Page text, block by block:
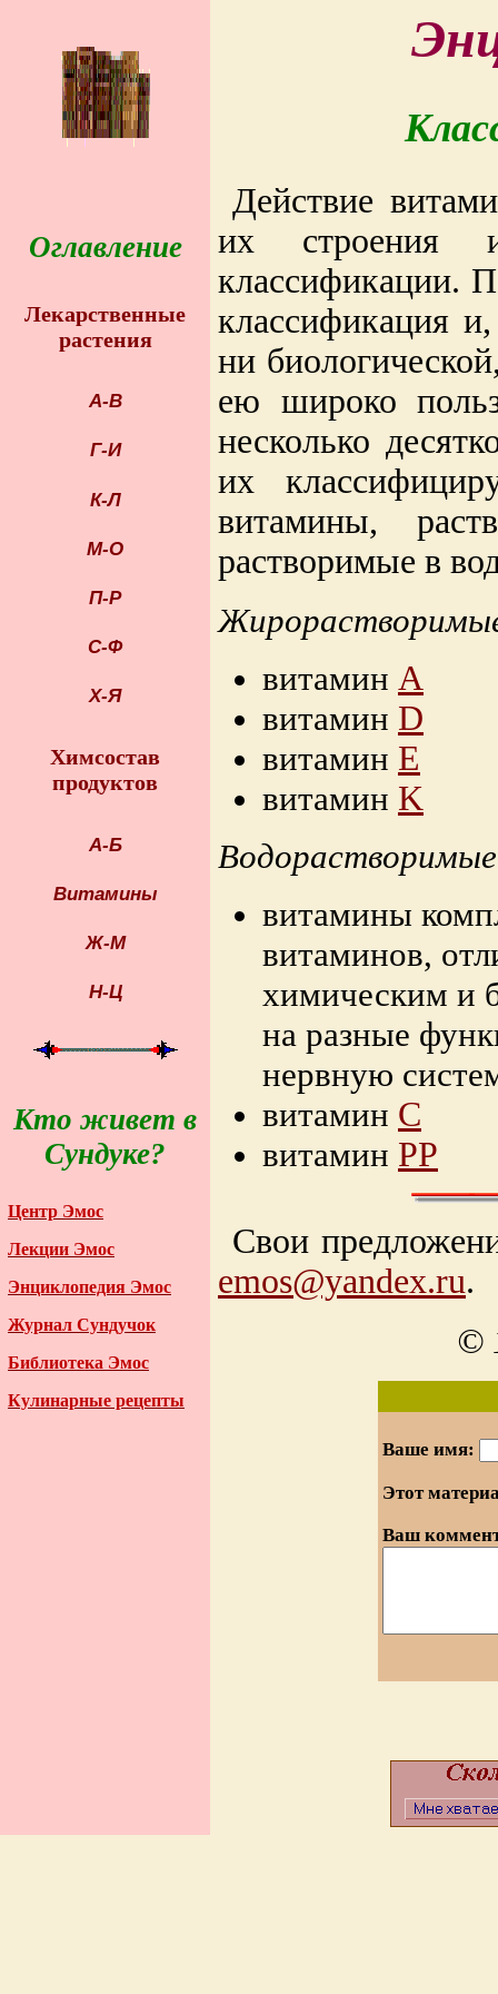
Оглавление
Лекарственные
растения
А-В
Г-И
К-Л
М-О
П-Р
С-Ф
Х-Я
Химсостав
продуктов
А-Б
Витамины
Ж-М
Н-Ц
Кто живет в
Сундуке?
Центр Эмос
Лекции Эмос
Энциклопедия Эмос
Журнал Сундучок
Библиотека Эмос
Кулинарные рецепты
Действие
их строения
классификации.
классификация
ни
ею широко
несколько
их
витамины,
растворимые в
витамин A
витамин D
витамин E
витамин K
витамины
витаминов,
химическим и
на разные
нервную
витамин С
витамин PP
Свои
emos@yandex.ru.
©
Ваше имя:
Этот
Ваш